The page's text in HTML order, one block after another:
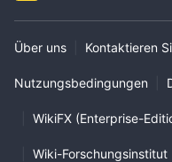
Über uns Kontaktieren
Nutzungsbedingungen
WikiFX (Enterprise-
Wiki-Forschungsinstitut